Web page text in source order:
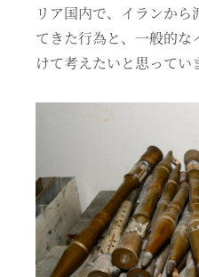
リア国内で、イランか
てきた行為と、一般的
けて考えたいと思ってい